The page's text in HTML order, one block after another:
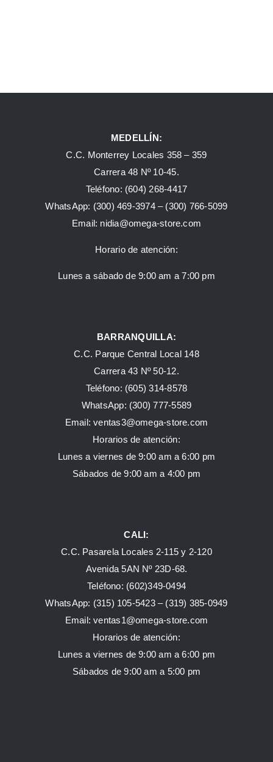
MEDELLÍN:
C.C. Monterrey Locales 358 – 359
Carrera 48 Nº 10-45.
Teléfono: (604) 268-4417
WhatsApp: (300) 469-3974 – (300) 766-5099
Email: nidia@omega-store.com
Horario de atención:
Lunes a sábado de 9:00 am a 7:00 pm
BARRANQUILLA:
C.C. Parque Central Local 148
Carrera 43 Nº 50-12.
Teléfono: (605) 314-8578
WhatsApp: (300) 777-5589
Email: ventas3@omega-store.com
Horarios de atención:
Lunes a viernes de 9:00 am a 6:00 pm
Sábados de 9:00 am a 4:00 pm
CALI:
C.C. Pasarela Locales 2-115 y 2-120
Avenida 5AN Nº 23D-68.
Teléfono: (602)349-0494
WhatsApp: (315) 105-5423 – (319) 385-0949
Email:ventas1@omega-store.com
Horarios de atención:
Lunes a viernes de 9:00 am a 6:00 pm
Sábados de 9:00 am a 5:00 pm